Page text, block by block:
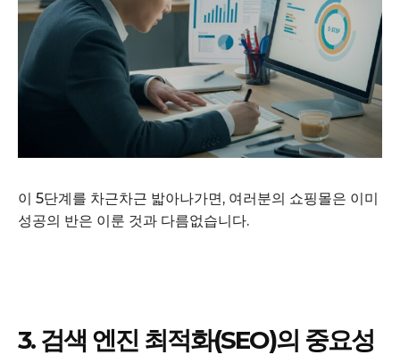
이 5단계를 차근차근 밟아나가면, 여러분의 쇼핑몰은 이미
성공의 반은 이룬 것과 다름없습니다.
3. 검색 엔진 최적화(SEO)의 중요성